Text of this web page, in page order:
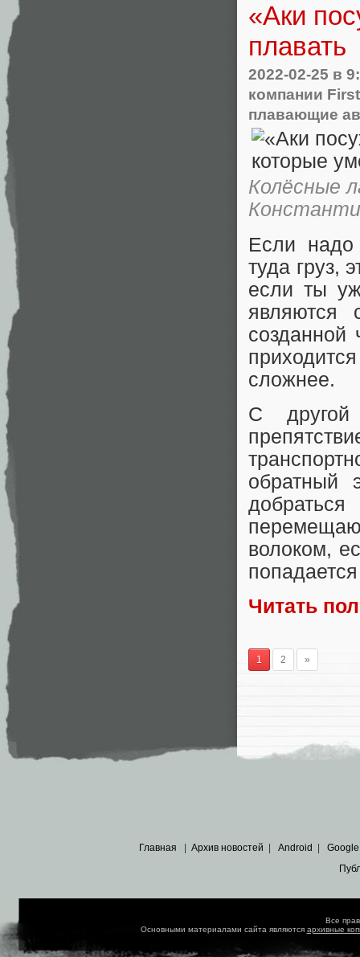
«Аки
плавать
2022-02-25 в
компании
плавающие
Колёсные
Если надо
туда груз,
если ты
являются
созданной
сложнее.
С
волоком,
Читать
1 2 »
Главная | Архив новостей | Android | Google
Все
Основными материалами сайта являются архивные